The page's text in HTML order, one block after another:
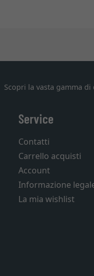
Scopri la vasta gamma
Service
Contatti
Carrello acquisti
Account
Informazione
La mia wishlist